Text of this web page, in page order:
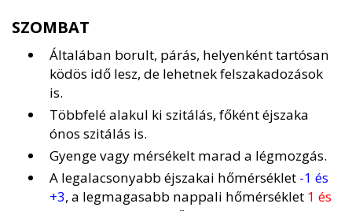
SZOMBAT
Általában borult, párás, helyenként tartósan
ködös idő lesz, de lehetnek felszakadozások
is.
Többfelé alakul ki szitálás, főként éjszaka
ónos szitálás is.
Gyenge vagy mérsékelt marad a légmozgás.
A legalacsonyabb éjszakai hőmérséklet -1 és
+3, a legmagasabb nappali hőmérséklet 1 és